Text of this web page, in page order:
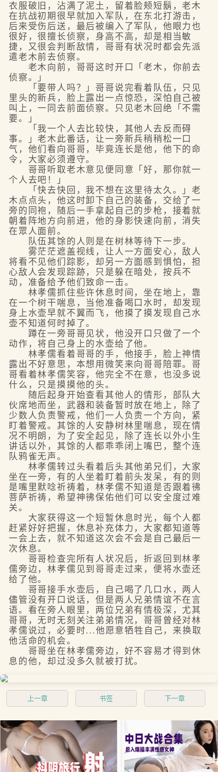
衣服破旧，沾满了泥土，留着脸颊短鬍，老木
在抗战初期很早就加入军队，在东北打游击，
后来受伤后送，最后被编入了军队，他眼力也
很好，很擅长侦察，身高不高，却是相当敏
捷，又很会判断敌情，哥哥有状况时都会先派
遣老木前去侦察。
老木向前，哥哥这时开口「老木，你前去
侦察。」
「要带人吗？」哥哥说完看着队伍，只见
里头的新兵，脸上露出一点惊恐，深怕自己被
叫上，一同去前面侦察。只见老木回绝「不需
要。」
「我一个人去比较快，其他人去反而碍
事。」老木此番话，让一旁新兵稍稍松一口
气，他们看向哥哥，毕竟连长是他，他下的命
令，大家必须遵守。
哥哥听取老木意见便同意「好，那你就一
个人去吧！」
「快去快回，我不想在这里待太久。」老
木点点头，他这时卸下自己的装备，交给了一
旁的同袍，随后一手拿起自己的步枪，接着就
朝着阵地方向前进，他的身影快速向前，消失
在眾人面前。
队伍其馀的人则是在树林等待下一步。
雾茫茫遮盖视线，让人一方面安心，敌人
将看不见他们踪影，却另一方面感到惧怕，担
心敌人会发现踪跡，只是躲在暗处，按兵不
动，准备给予他们致命一击。
林孝儒抓住些许休息时间，坐在地上，靠
在一个树干喘息，当他准备喝口水时，却发现
身上水壶早就不翼而飞，他摸了摸发现自己水
壶不知道何时掉了。
蹲在一旁哥哥见状，他没开口只做了一个
动作，将自己身上的水壶给了他。
林孝儒看着哥哥的手，他接手，脸上神情
露出不好意思，本想用微笑来向哥哥陪罪。哥
哥看着林孝儒笑容，他完全不在意，也没多说
什么，只是摸摸他的头。
随后起身开始查看其他人的情形，部队大
伙席地而坐，武器和装备暂时放在地上，除了
少数人负责警戒，他们一人负责一个方向，紧
盯着警戒。其馀的人安静树林里喘息，现在情
况不明朗，为了安全起见，除了连长以外小生
讲话以外，其馀的人都乖乖闭上嘴巴，整个连
队鸦雀无声。
林孝儒转过头看着后头其他弟兄们，大家
坐在一旁，有的人坐着盯着前头发呆，有的则
是嘴里默唸祈祷着，林孝儒不知道是否跟着彿
菩萨祈祷，希望神彿保佑他们可以安全度过难
关。
大家获得这一个短暂休息时光，每个人都
赶紧好好把握，休息补充体力，大家都知道等
一会上去，就不知道这次会不会是自己最后一
次休息。
哥哥检查完所有人状况后，折返回到林孝
儒旁边，林孝儒见到哥哥走过来，便将水壶还
给了他。
哥哥接手水壶后，自己喝了几口水，两人
儘管没有开口说话，但是两人兄弟情谊不在言
语。看在旁人眼里，两位兄弟有情极深，尤其
哥哥，无时无刻关注弟弟情况，哥哥曾经对林
孝儒说过，必要时...他愿意牺牲自己，来换取
他活命的机会。
哥哥坐在林孝儒旁边，好不容易才得到休
息的他，却过没多久就被打扰。
上一章 书签 下一章